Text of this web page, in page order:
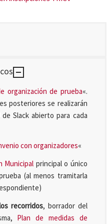
organización de prueba«.
posteriores se realizarán
Slack abierto para cada
con organizadores«
Municipal principal o único
(al menos tramitarla
recorridos, borrador del
Plan de medidas de